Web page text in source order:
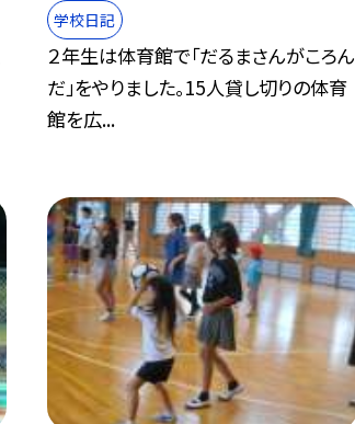
学校日記
２年生は体育館で「だるまさんがころん
だ」をやりました。15人貸し切りの体育
館を広...